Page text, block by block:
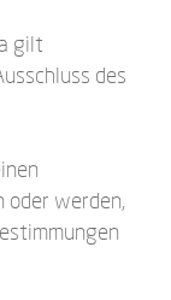
gilt
des
oder werden,